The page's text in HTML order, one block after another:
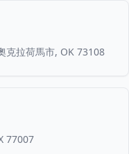
拉荷馬市, OK 73108
77007